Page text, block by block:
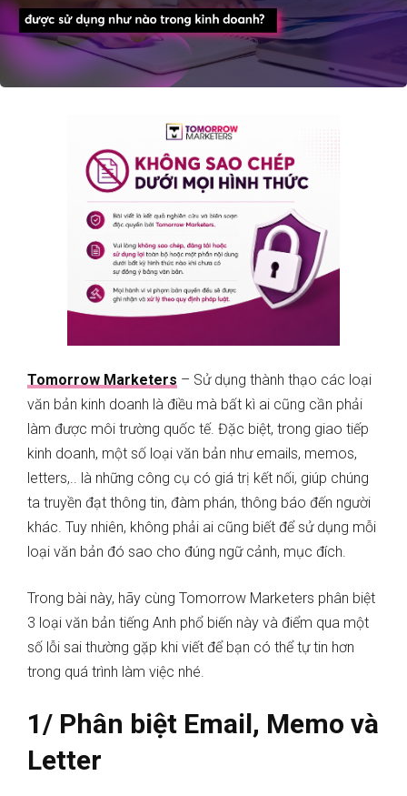
Tomorrow Marketers – Sử dụng thành thạo các loại
văn bản kinh doanh là điều mà bất kì ai cũng cần phải
làm được môi trường quốc tế. Đặc biệt, trong giao tiếp
kinh doanh, một số loại văn bản như emails, memos,
letters,.. là những công cụ có giá trị kết nối, giúp chúng
ta truyền đạt thông tin, đàm phán, thông báo đến người
khác. Tuy nhiên, không phải ai cũng biết để sử dụng mỗi
loại văn bản đó sao cho đúng ngữ cảnh, mục đích.
Trong bài này, hãy cùng Tomorrow Marketers phân biệt
3 loại văn bản tiếng Anh phổ biến này và điểm qua một
số lỗi sai thường gặp khi viết để bạn có thể tự tin hơn
trong quá trình làm việc nhé.
1/ Phân biệt Email, Memo và
Letter